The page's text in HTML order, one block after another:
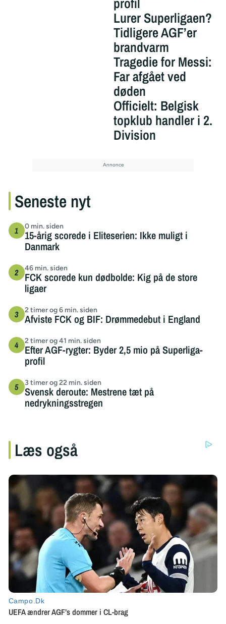
Lurer Superligaen?
Tidligere AGF’er
brandvarm
Tragedie for Messi:
Far afgået ved
døden
Officielt: Belgisk
topklub handler i 2.
Division
Seneste nyt
0 min. siden
15-årig scorede i Eliteserien: Ikke muligt i
Danmark
46 min. siden
FCK scorede kun dødbolde: Kig på de store
ligaer
2 timer og 6 min. siden
Afviste FCK og BIF: Drømmedebut i England
2 timer og 41 min. siden
Efter AGF-rygter: Byder 2,5 mio på Superliga-
profil
3 timer og 22 min. siden
Svensk deroute: Mestrene tæt på
nedrykningsstregen